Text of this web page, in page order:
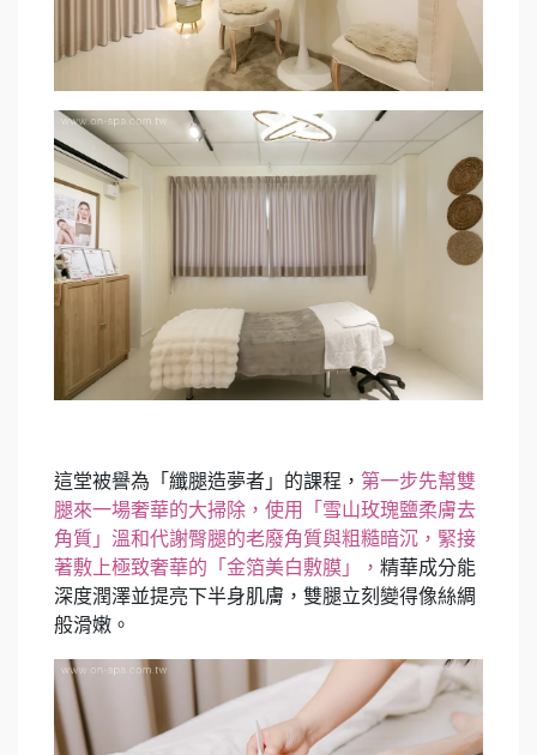
這堂被譽為「纖腿造夢者」的課程， 第一步先幫雙
腿來一場奢華的大掃除，使用「雪山玫瑰鹽柔膚去
角質」溫和代謝臀腿的老廢角質與粗糙暗沉，緊接
著敷上極致奢華的「金箔美白敷膜」， 精華成分能
深度潤澤並提亮下半身肌膚，雙腿立刻變得像絲綢
般滑嫩。